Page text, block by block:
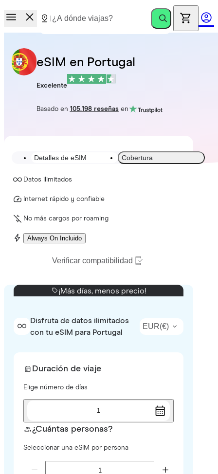
eSIM en Portugal
Excelente
Basado en 105.198 reseñasen
Detalles de eSIM Cobertura
Datos ilimitados
Internet rápido y confiable
No más cargos por roaming
Always On Incluido
Verificar compatibilidad
¡Más días, menos precio!
Disfruta de datos ilimitados
con tu eSIM para Portugal
EUR(€)
Duración de viaje
Elige número de días
1
¿Cuántas personas?
Seleccionar una eSIM por persona